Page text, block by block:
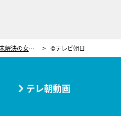
『未解決の女』×『警視庁・捜査一課長』再びコラボ！4人で胸熱シーンを展開 ©テレビ朝日
テレ朝動画